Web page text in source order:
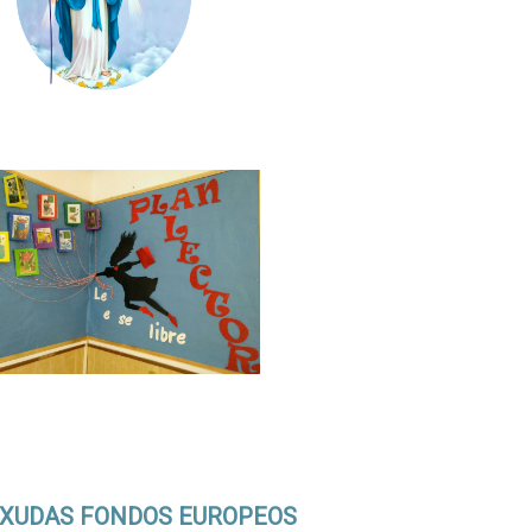
FONDOS EUROPEOS